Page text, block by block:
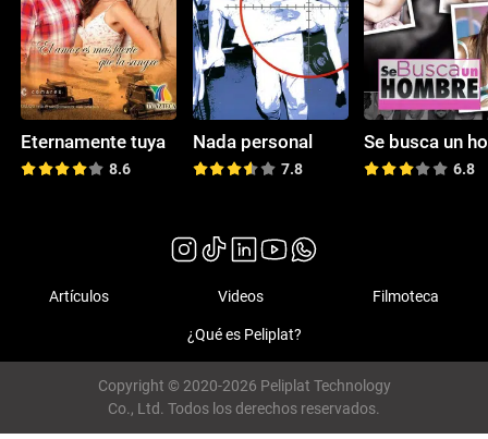
Eternamente tuya
8.6
Nada personal
7.8 6.8
Artículos Videos Filmoteca
¿Qué es Peliplat?
Copyright © 2020-2026 Peliplat Technology
Co., Ltd. Todos los derechos reservados.